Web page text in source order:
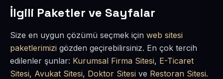
İlgili Paketler ve Sayfalar
Size en uygun çözümü seçmek için web sitesi
paketlerimizi gözden geçirebilirsiniz. En çok tercih
edilenler şunlar: Kurumsal Firma Sitesi, E-Ticaret
Sitesi, Avukat Sitesi, Doktor Sitesi ve Restoran Sitesi.